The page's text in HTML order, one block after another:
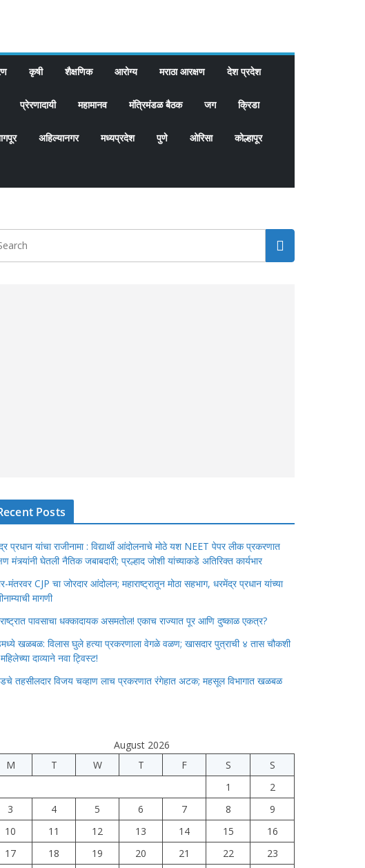
कृषी शैक्षणिक आरोग्य मराठा आरक्षण देश प्रदेश
प्रेरणादायी महामानव मंत्रिमंडळ बैठक जग क्रिडा
अहिल्यानगर मध्यप्रदेश पुणे ओरिसा कोल्हापूर
Posts
प्रधान यांचा राजीनामा : विद्यार्थी आंदोलनाचे मोठे यश NEET पेपर लीक प्रकरणात
मंत्र्यांनी घेतली नैतिक जबाबदारी; प्रल्हाद जोशी यांच्याकडे अतिरिक्त कार्यभार
मंतरवर CJP चा जोरदार आंदोलन; महाराष्ट्रातून मोठा सहभाग, धरमेंद्र प्रधान यांच्या
मागणी
पावसाचा धक्कादायक असमतोल! एकाच राज्यात पूर आणि दुष्काळ एकत्र?
खळबळ: विलास घुले हत्या प्रकरणाला वेगळे वळण; खासदार पुत्राची ४ तास चौकशी
दाव्याने नवा ट्विस्ट!
तहसीलदार विजय चव्हाण लाच प्रकरणात रंगेहात अटक; महसूल विभागात खळबळ
August 2026
M
T W T F S
S
1
2
3
4 5 6 7 8
9
10
11 12 13 14 15
16
17
18 19 20 21 22
23